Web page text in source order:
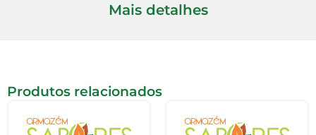
Mais detalhes
Produtos relacionados